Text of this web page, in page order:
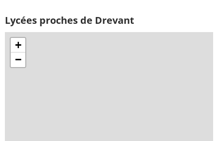
Lycées proches de Drevant
+
−